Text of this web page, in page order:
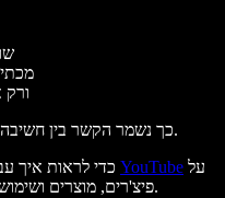
ורק
כך נשמר הקשר בין חשיבה לביצוע – בלי ליצור משימות מוקדם מדי.
YouTube על
– פיצ'רים, מוצרים ושימושים.